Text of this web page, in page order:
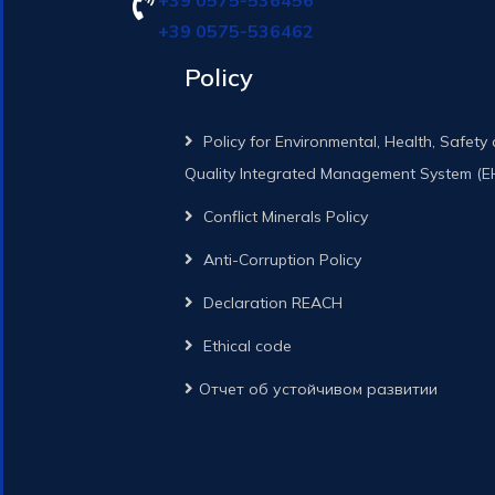
+39 0575-536462
Policy
Policy for Environmental, Health, Safety
Quality Integrated Management System
Conflict Minerals Policy
Anti-Corruption Policy
Declaration REACH
Ethical code
Отчет об устойчивом развитии